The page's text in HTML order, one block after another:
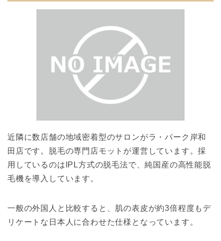
近隣に数店舗の地域密着型のサロンがラ・パーク岸和
田店です。脱毛の専門店モットが運営しています。採
用しているのはIPL方式の脱毛法で、純国産の高性能脱
毛機を導入しています。
一般の外国人と比較すると、肌の表皮が約3倍程度もデ
リケートな日本人に合わせた仕様となっています。